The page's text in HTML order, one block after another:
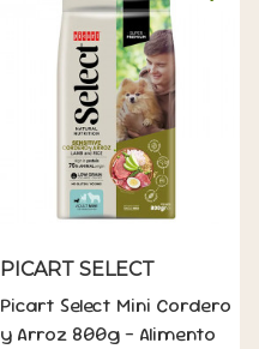
PICART SELECT
Picart Select Mini Cordero
y Arroz 800g - Alimento